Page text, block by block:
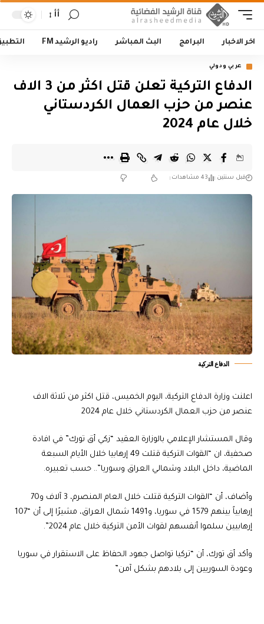
أأ
اخر الاخبار البرامج البث المباشر راديو الرشيد FM
عربي ودولي
الدفاع التركية تعلن قتل اكثر من 3 الاف
عنصر من حزب العمال الكردستاني
خلال عام 2024
قبل سنتين 43 مشاهدات
الدفاع التركية
اعلنت وزارة الدفاع التركية، اليوم الخميس، قتل اكثر من ثلاثة الاف
عنصر من حزب العمال الكردستاني خلال عام 2024
وقال المستشار الإعلامي بالوزارة العقيد “زكي أق تورك” في افادة
صحفية، ان “القوات التركية قتلت 49 إرهابيا خلال الأيام السبعة
الماضية، داخل البلاد وشمالي العراق وسوريا”.. حسب تعبيره.
وأضاف، أن “القوات التركية قتلت خلال العام المنصرم، 3 آلاف و70
إرهابياً بينهم 1579 في سوريا، و1491 شمال العراق، مشيرًا إلى أن “107
إرهابيين سلموا أنفسهم لقوات الأمن التركية خلال عام 2024”.
وأكد أق تورك، أن “تركيا تواصل جهود الحفاظ على الاستقرار في سوريا
وعودة السوريين إلى بلادهم بشكل آمن”